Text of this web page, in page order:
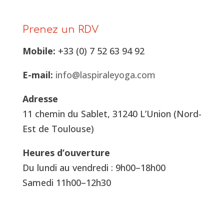
Prenez un RDV
Mobile: +33 (0) 7 52 63 94 92
E-mail: info@laspiraleyoga.com
Adresse
11 chemin du Sablet, 31240 L’Union (Nord-
Est de Toulouse)
Heures d’ouverture
Du lundi au vendredi : 9h00–18h00
Samedi 11h00–12h30